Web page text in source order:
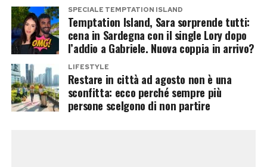
Il cotone è il peggior nemico dello sportivo
estivo: assorbe il sudore, diventa pesante, si
incolla alla pelle e impedisce la traspirazione. Gli
esperti consigliano di utilizzare esclusivamente
tessuti tecnici sintetici micro-forati (come il
poliestere di ultima generazione o il nylon
tecnico) dal fit rilassato e di colori chiari, che
SPECIALE TEMPTATION ISLAND
Temptation Island, Sara sorprende tutti:
cena in Sardegna con il single Lory dopo
l’addio a Gabriele. Nuova coppia in arrivo?
LIFESTYLE
Restare in città ad agosto non è una
sconfitta: ecco perché sempre più
persone scelgono di non partire